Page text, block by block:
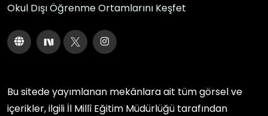
Okul Dışı Öğrenme Ortamlarını Keşfet
Bu sitede yayımlanan mekânlara ait tüm görsel ve
içerikler, ilgili İl Millî Eğitim Müdürlüğü tarafından